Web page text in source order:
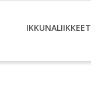
IKKUNALIIKKEET